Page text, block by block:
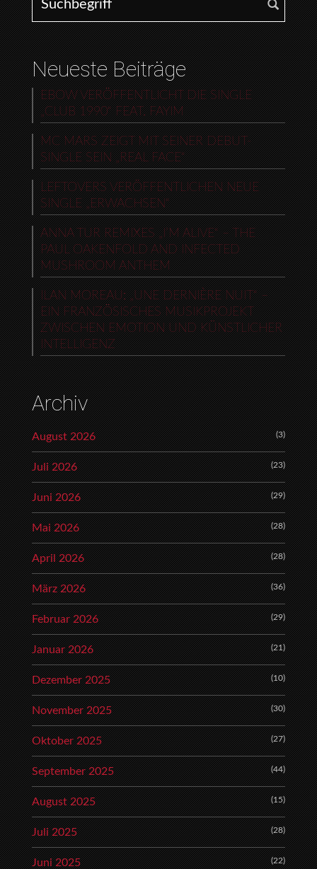
Neueste Beiträge
EBOW VERÖFFENTLICHT DIE SINGLE
„CLUB 1990“ FEAT. FAYIM
MC MARS ZEIGT MIT SEINER DEBUT-
SINGLE SEIN „REAL FACE“
LEFTOVERS VERÖFFENTLICHEN NEUE
SINGLE „ERWACHSEN“
ANNA TUR REMIXES „I’M ALIVE“ – THE
PAUL OAKENFOLD AND INFECTED
MUSHROOM ANTHEM
ILAN MOREAU: „UNE DERNIÈRE NUIT“ –
EIN FRANZÖSISCHES MUSIKPROJEKT
ZWISCHEN EMOTION UND KÜNSTLICHER
INTELLIGENZ
Archiv
August 2026 (3)
Juli 2026 (23)
Juni 2026 (29)
Mai 2026 (28)
April 2026 (28)
März 2026 (36)
Februar 2026 (29)
Januar 2026 (21)
Dezember 2025 (10)
November 2025 (30)
Oktober 2025 (27)
September 2025 (44)
August 2025 (15)
Juli 2025 (28)
Juni 2025 (22)